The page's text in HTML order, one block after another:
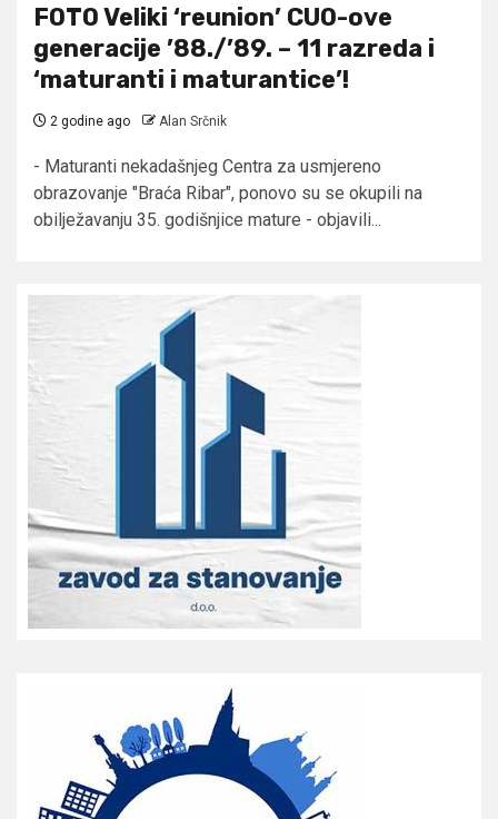
FOTO Veliki ‘reunion’ CUO-ove
generacije ’88./’89. – 11 razreda i
‘maturanti i maturantice’!
2 godine ago Alan Srčnik
- Maturanti nekadašnjeg Centra za usmjereno
obrazovanje "Braća Ribar", ponovo su se okupili na
obilježavanju 35. godišnjice mature - objavili...